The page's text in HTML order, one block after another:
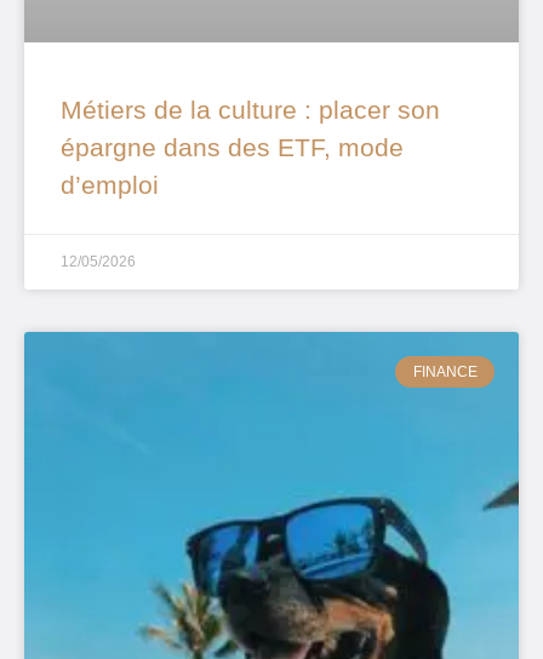
Métiers de la culture : placer son
épargne dans des ETF, mode
d’emploi
12/05/2026
FINANCE